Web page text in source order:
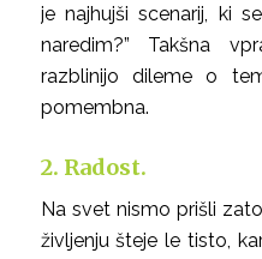
je najhujši scenarij, ki
naredim?” Takšna
razblinijo dileme o
pomembna.
2. Radost.
Na svet nismo prišli
življenju šteje le tisto,